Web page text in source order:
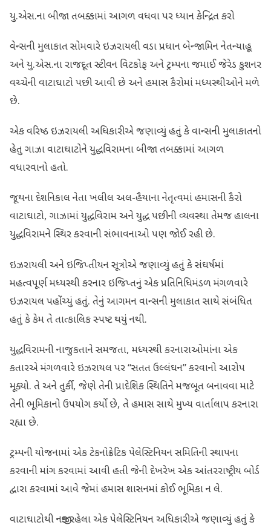
યુ.એસ.ના બીજા તબક્કામાં આગળ વધવા પર ધ્યાન કેન્દ્રિત કરો
વેન્સની મુલાકાત સોમવારે ઇઝરાયલી વડા પ્રધાન બેન્જામિન નેતન્યાહૂ
અને યુ.એસ.ના રાજદૂત સ્ટીવન વિટકોફ અને ટ્રમ્પના જમાઈ જેરેડ કુશનર
વચ્ચેની વાટાઘાટો પછી આવી છે અને હમાસ કૈરોમાં મધ્યસ્થીઓને મળે
છે.
એક વરિષ્ઠ ઇઝરાયલી અધિકારીએ જણાવ્યું હતું કે વાન્સની મુલાકાતનો
હેતુ ગાઝા વાટાઘાટોને યુદ્ધવિરામના બીજા તબક્કામાં આગળ
વધારવાનો હતો.
જૂથના દેશનિકાલ નેતા ખલીલ અલ-હૈયાના નેતૃત્વમાં હમાસની કૈરો
વાટાઘાટો, ગાઝામાં યુદ્ધવિરામ અને યુદ્ધ પછીની વ્યવસ્થા તેમજ હાલના
યુદ્ધવિરામને સ્થિર કરવાની સંભાવનાઓ પણ જોઈ રહી છે.
ઇઝરાયલી અને ઇજિપ્તીયન સૂત્રોએ જણાવ્યું હતું કે સંઘર્ષમાં
મહત્વપૂર્ણ મધ્યસ્થી કરનાર ઇજિપ્તનું એક પ્રતિનિધિમંડળ મંગળવારે
ઇઝરાયલ પહોંચ્યું હતું. તેનું આગમન વાન્સની મુલાકાત સાથે સંબંધિત
હતું કે કેમ તે તાત્કાલિક સ્પષ્ટ થયું નથી.
યુદ્ધવિરામની નાજુકતાને સમજતા, મધ્યસ્થી કરનારાઓમાંના એક
કતારએ મંગળવારે ઇઝરાયલ પર “સતત ઉલ્લંઘન” કરવાનો આરોપ
મૂક્યો. તે અને તુર્કી, જેણે તેની પ્રાદેશિક સ્થિતિને મજબૂત બનાવવા માટે
તેની ભૂમિકાનો ઉપયોગ કર્યો છે, તે હમાસ સાથે મુખ્ય વાર્તાલાપ કરનારા
રહ્યા છે.
ટ્રમ્પની યોજનામાં એક ટેકનોક્રેટિક પેલેસ્ટિનિયન સમિતિની સ્થાપના
કરવાની માંગ કરવામાં આવી હતી જેની દેખરેખ એક આંતરરાષ્ટ્રીય બોર્ડ
દ્વારા કરવામાં આવે જેમાં હમાસ શાસનમાં કોઈ ભૂમિકા ન લે.
વાટાઘાટોથી નજીક રહેલા એક પેલેસ્ટિનિયન અધિકારીએ જણાવ્યું હતું કે